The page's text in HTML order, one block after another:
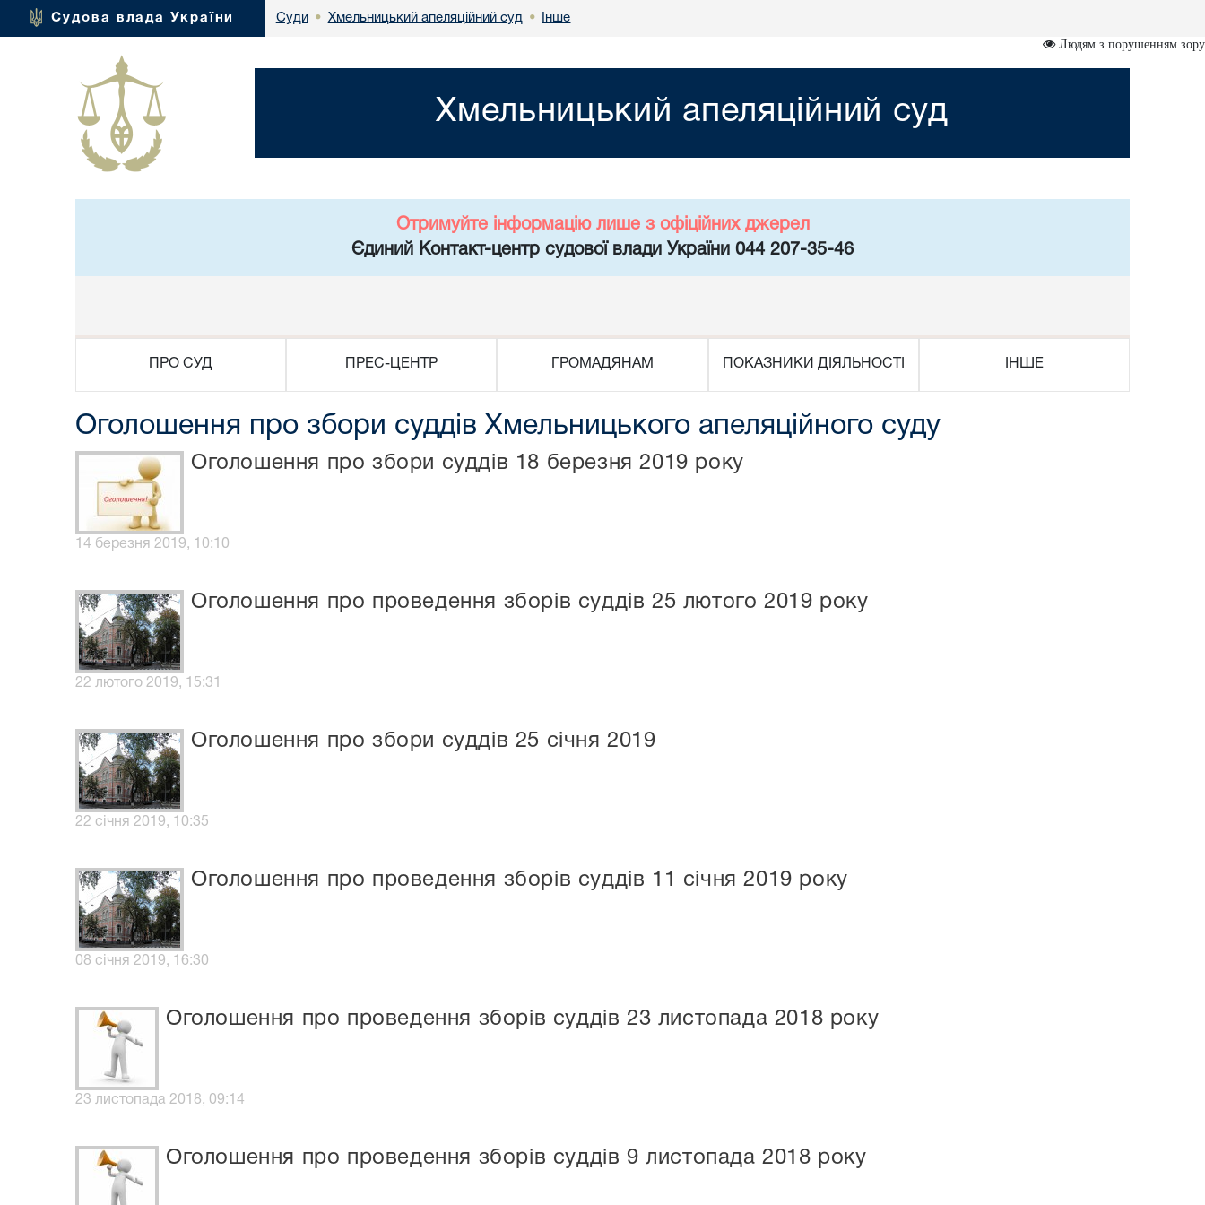
Судова влада України Суди • Хмельницький апеляційний суд • Інше
Людям з порушенням зору
Хмельницький апеляційний суд
Отримуйте інформацію лише з офіційних джерел
Єдиний Контакт-центр судової влади України 044 207-35-46
ПРО СУД ПРЕС-ЦЕНТР ГРОМАДЯНАМ ПОКАЗНИКИ ДІЯЛЬНОСТІ ІНШЕ
Оголошення про збори суддів Хмельницького апеляційного суду
Оголошення про збори суддів 18 березня 2019 року
14 березня 2019, 10:10
Оголошення про проведення зборів суддів 25 лютого 2019 року
22 лютого 2019, 15:31
Оголошення про збори суддів 25 січня 2019
22 січня 2019, 10:35
Оголошення про проведення зборів суддів 11 січня 2019 року
08 січня 2019, 16:30
Оголошення про проведення зборів суддів 23 листопада 2018 року
23 листопада 2018, 09:14
Оголошення про проведення зборів суддів 9 листопада 2018 року